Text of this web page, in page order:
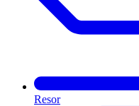
Resor